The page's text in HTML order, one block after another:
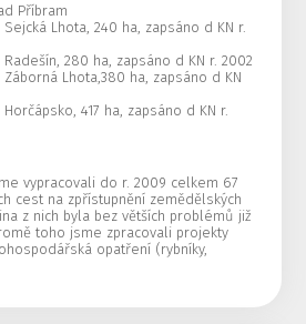
Příbram
Sejcká Lhota, 240 ha, zapsáno d KN r.
Radešín, 280 ha, zapsáno d KN r. 2002
Záborná Lhota,380 ha, zapsáno d KN
Horčápsko, 417 ha, zapsáno d KN r.
vypracovali do r. 2009 celkem 67
cest na zpřístupnění zemědělských
z nich byla bez větších problémů již
toho jsme zpracovali projekty
opatření (rybníky,